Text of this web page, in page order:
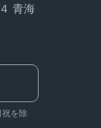
青海
を除